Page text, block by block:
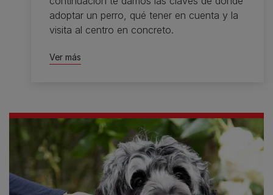
adoptar un perro, qué tener en cuenta y la
visita al centro en concreto.
Ver más